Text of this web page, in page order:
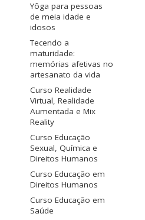
Yôga para pessoas
de meia idade e
idosos
Tecendo a
maturidade:
memórias afetivas no
artesanato da vida
Curso Realidade
Virtual, Realidade
Aumentada e Mix
Reality
Curso Educação
Sexual, Química e
Direitos Humanos
Curso Educação em
Direitos Humanos
Curso Educação em
Saúde